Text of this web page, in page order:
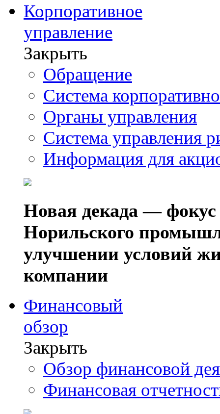
Корпоративное
управление
Закрыть
Обращение
Система
Органы управления
Система управления
Информация для
Новая декада — фокус
Норильского
улучшении условий
компании
Финансовый
обзор
Закрыть
Обзор финансовой
Финансовая